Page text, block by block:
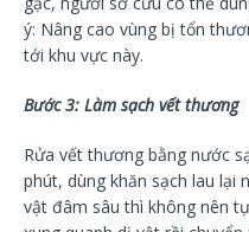
ý: Nâng cao vùng bị tổn
tới khu vực này.
Bước 3: Làm sạch vết thương
Rửa vết thương bằng nước
phút, dùng khăn sạch lau lại
vật đâm sâu thì không nên